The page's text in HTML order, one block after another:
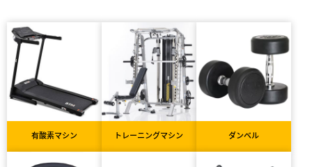
有酸素マシン トレーニングマシン ダンベル